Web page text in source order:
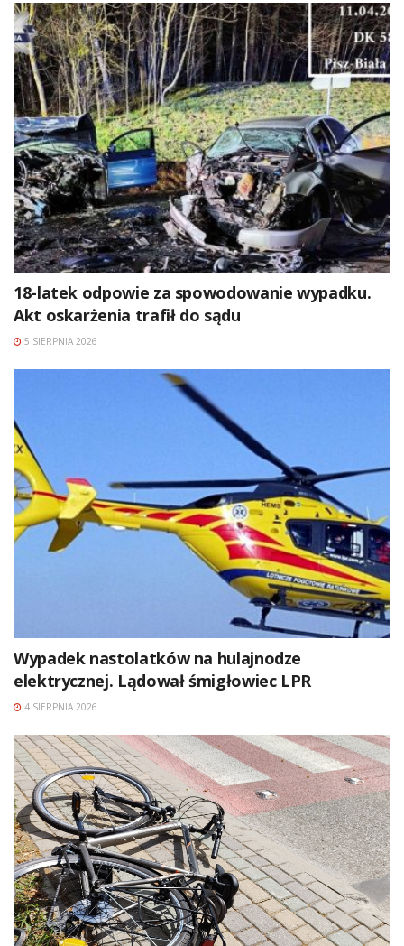
18-latek odpowie za spowodowanie wypadku.
Akt oskarżenia trafił do sądu
5 SIERPNIA 2026
Wypadek nastolatków na hulajnodze
elektrycznej. Lądował śmigłowiec LPR
4 SIERPNIA 2026